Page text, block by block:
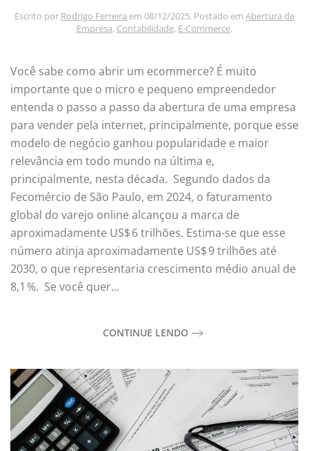
Escrito por Rodrigo Ferreira em 08/12/2025. Postado em Abertura de
Empresa, Contabilidade, E-Commerce.
Você sabe como abrir um ecommerce? É muito
importante que o micro e pequeno empreendedor
entenda o passo a passo da abertura de uma empresa
para vender pela internet, principalmente, porque esse
modelo de negócio ganhou popularidade e maior
relevância em todo mundo na última e,
principalmente, nesta década. Segundo dados da
Fecomércio de São Paulo, em 2024, o faturamento
global do varejo online alcançou a marca de
aproximadamente US$ 6 trilhões. Estima-se que esse
número atinja aproximadamente US$ 9 trilhões até
2030, o que representaria crescimento médio anual de
8,1 %. Se você quer...
CONTINUE LENDO